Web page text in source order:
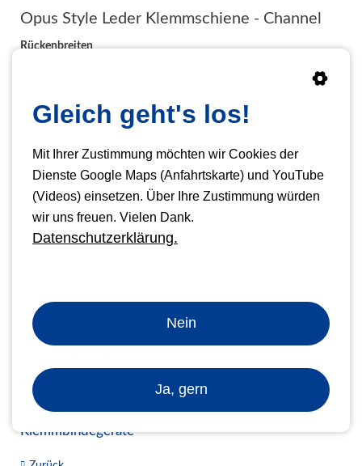
Opus Style Leder Klemmschiene - Channel
Rückenbreiten
DIN A4
Farben
weitere Farben auf Anfrage
Länge
304 mm
Zubehör zum Verarbeiten
Buchecken
Füllstreifen
Bindemaschinen zum Verarbeiten
Klemmbindegeräte
Gleich geht's los!
Mit Ihrer Zustimmung möchten wir Cookies der
Dienste Google Maps (Anfahrtskarte) und YouTube
(Videos) einsetzen. Über Ihre Zustimmung würden
wir uns freuen. Vielen Dank.
Datenschutzerklärung.
Nein
Ja, gern